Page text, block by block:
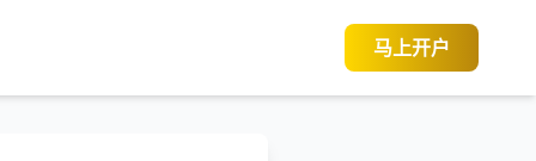
马上开户